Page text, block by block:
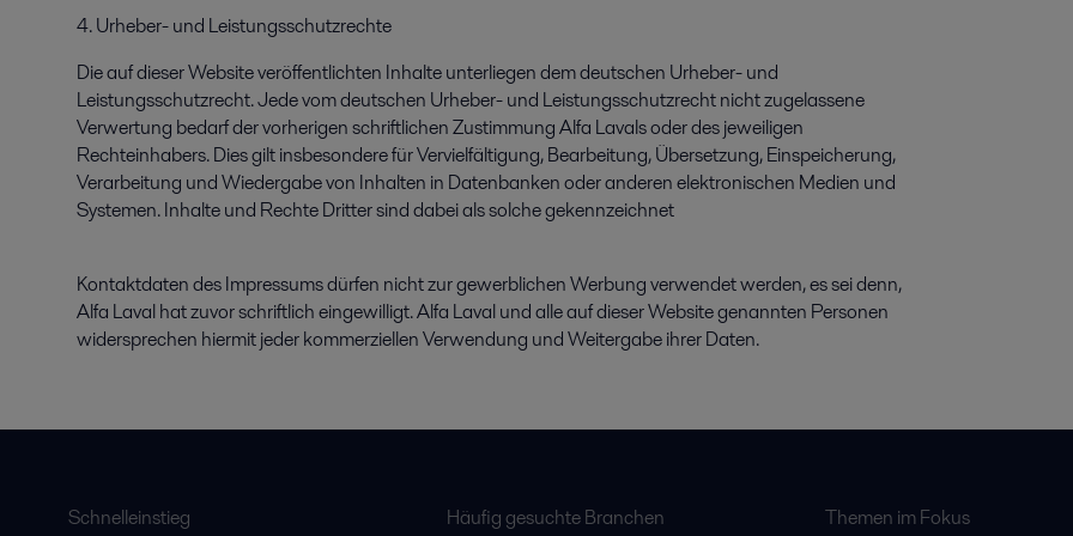
4. Urheber- und Leistungsschutzrechte
Die auf dieser Website veröffentlichten Inhalte unterliegen dem deutschen Urheber- und
Leistungsschutzrecht. Jede vom deutschen Urheber- und Leistungsschutzrecht nicht zugelassene
Verwertung bedarf der vorherigen schriftlichen Zustimmung Alfa Lavals oder des jeweiligen
Rechteinhabers. Dies gilt insbesondere für Vervielfältigung, Bearbeitung, Übersetzung, Einspeicherung,
Verarbeitung und Wiedergabe von Inhalten in Datenbanken oder anderen elektronischen Medien und
Systemen. Inhalte und Rechte Dritter sind dabei als solche gekennzeichnet
Kontaktdaten des Impressums dürfen nicht zur gewerblichen Werbung verwendet werden, es sei denn,
Alfa Laval hat zuvor schriftlich eingewilligt. Alfa Laval und alle auf dieser Website genannten Personen
widersprechen hiermit jeder kommerziellen Verwendung und Weitergabe ihrer Daten.
Schnelleinstieg Häufig gesuchte Branchen Themen im Fokus